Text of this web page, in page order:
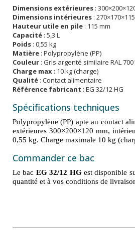
Dimensions extérieures :
Dimensions intérieures :
Hauteur utile en pile : 115 mm
Capacité : 5,3 L
Poids : 0,55 kg
Matière : Polypropylène (PP)
Couleur : Gris argenté similaire RAL
Charge max : 10 kg (charge)
Qualité : Contact alimentaire
Référence fabricant : EG 32/12 HG
Spécifications techniques
Polypropylène (PP) apte au contact
extérieures 300×200×120 mm,
0,55 kg. Charge maximale 10 kg
Commander ce bac
Le bac EG 32/12 HGest disponible
quantité et à vos conditions de